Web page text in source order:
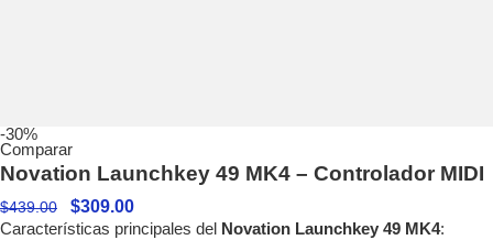
-30%
Comparar
Novation Launchkey 49 MK4 – Controlador MIDI
$439.00 $309.00
Características principales del Novation Launchkey 49 MK4: